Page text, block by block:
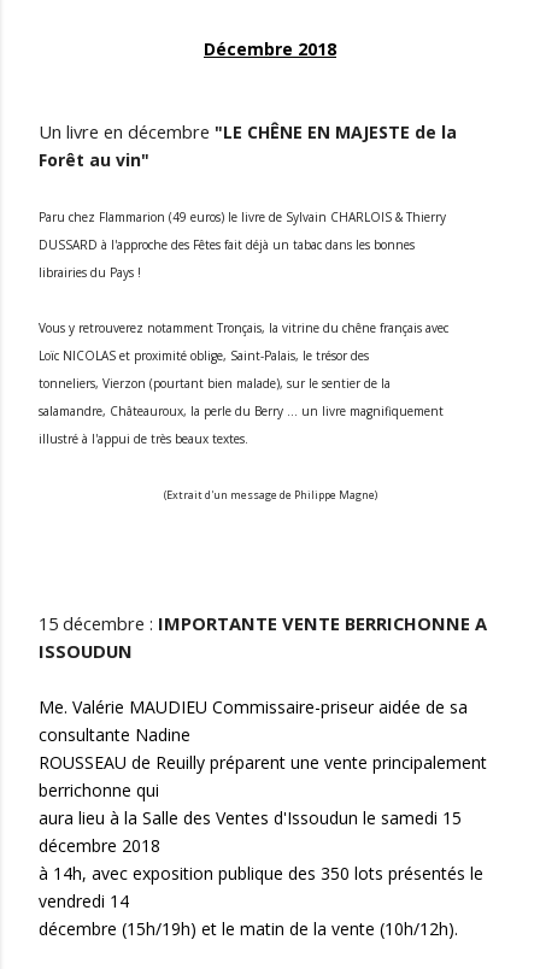
Décembre 2018
Un livre en décembre "LE CHÊNE EN MAJESTE de la
Forêt au vin"
Paru chez Flammarion (49 euros) le livre de Sylvain CHARLOIS & Thierry
DUSSARD à l'approche des Fêtes fait déjà un tabac dans les bonnes
librairies du Pays !
Vous y retrouverez notamment Tronçais, la vitrine du chêne français avec
Loïc NICOLAS et proximité oblige, Saint-Palais, le trésor des
tonneliers, Vierzon (pourtant bien malade), sur le sentier de la
salamandre, Châteauroux, la perle du Berry ... un livre magnifiquement
illustré à l'appui de très beaux textes.
(Extrait d'un message de Philippe Magne)
15 décembre : IMPORTANTE VENTE BERRICHONNE A
ISSOUDUN
Me. Valérie MAUDIEU Commissaire-priseur aidée de sa
consultante Nadine
ROUSSEAU de Reuilly préparent une vente principalement
berrichonne qui
aura lieu à la Salle des Ventes d'Issoudun le samedi 15
décembre 2018
à 14h, avec exposition publique des 350 lots présentés le
vendredi 14
décembre (15h/19h) et le matin de la vente (10h/12h).